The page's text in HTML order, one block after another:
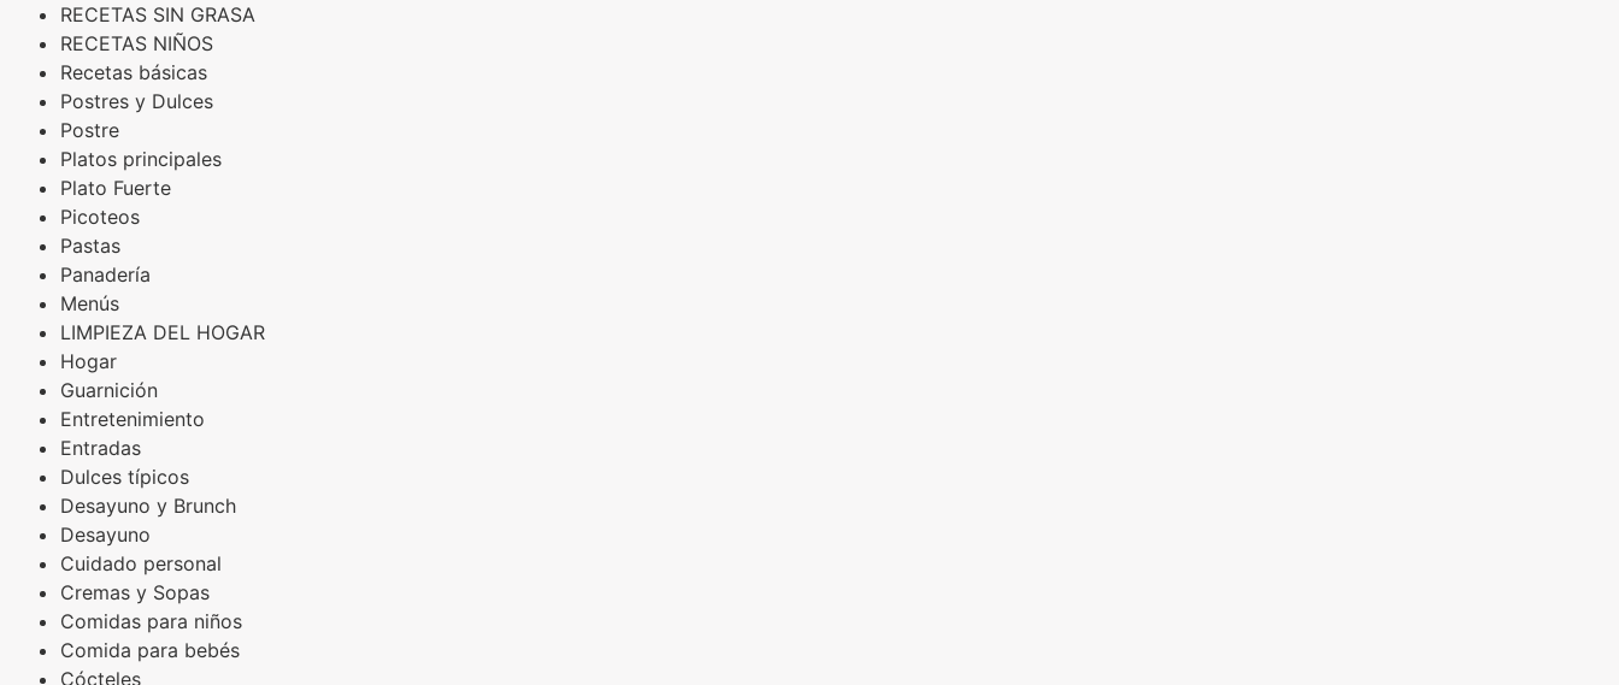
RECETAS SIN GRASA
RECETAS NIÑOS
Recetas básicas
Postres y Dulces
Postre
Platos principales
Plato Fuerte
Picoteos
Pastas
Panadería
Menús
LIMPIEZA DEL HOGAR
Hogar
Guarnición
Entretenimiento
Entradas
Dulces típicos
Desayuno y Brunch
Desayuno
Cuidado personal
Cremas y Sopas
Comidas para niños
Comida para bebés
Cócteles